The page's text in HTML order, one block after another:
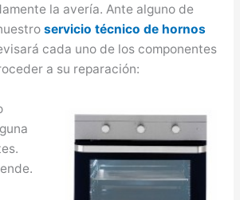
la avería. Ante alguno de
servicio técnico de hornos
cada uno de los componentes
a su reparación: